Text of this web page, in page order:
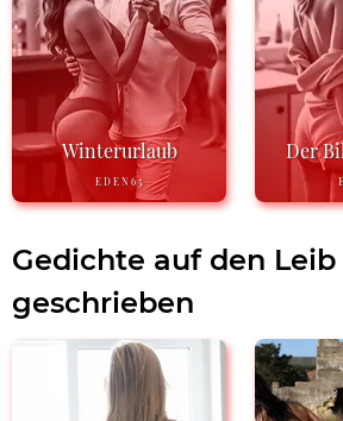
Winterurlaub
EDEN65
Der
Gedichte auf den Leib
geschrieben